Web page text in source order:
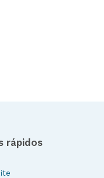
rápidos